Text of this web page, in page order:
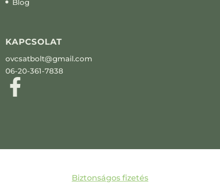
Blog
KAPCSOLAT
ovcsatbolt@gmail.com
06-20-361-7838
Biztonságos fizetés